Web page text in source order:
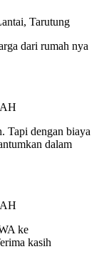
Tarutung
dari rumah nya
Tapi dengan biaya
dalam
ke
kasih